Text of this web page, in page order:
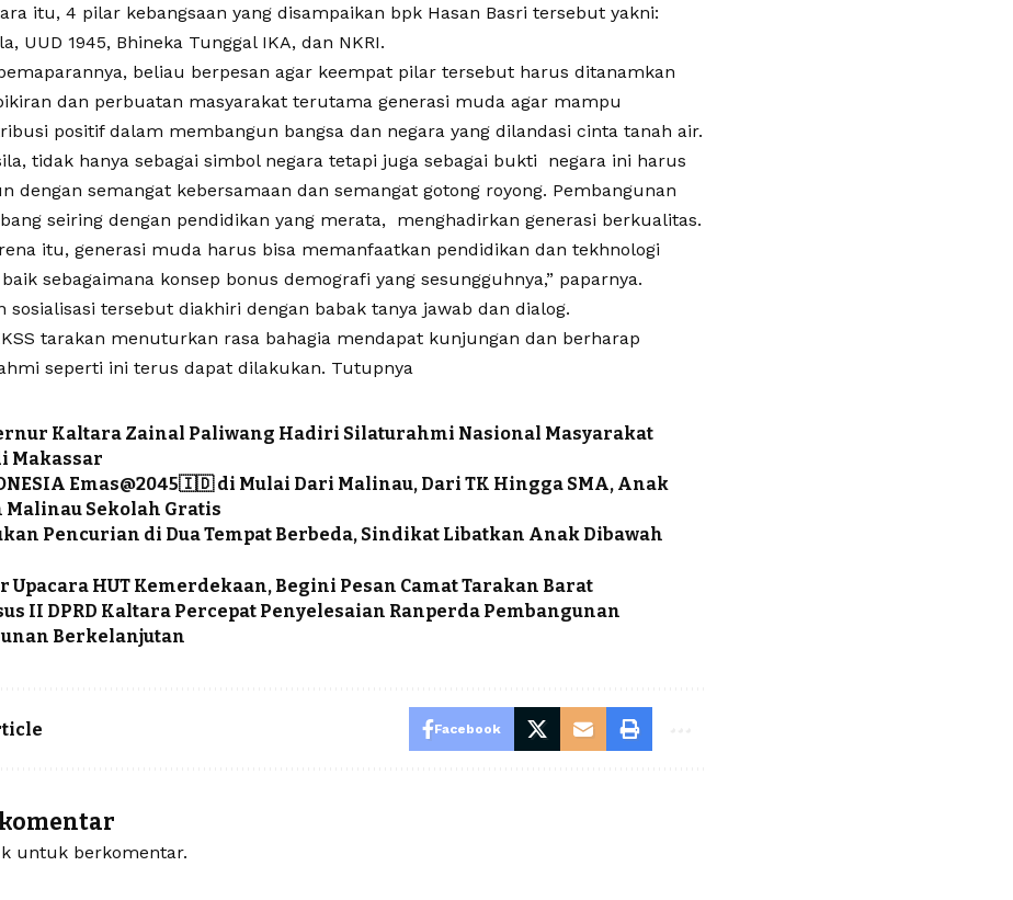
itu, 4 pilar kebangsaan yang disampaikan bpk Hasan Basri tersebut yakni:
UUD 1945, Bhineka Tunggal IKA, dan NKRI.
beliau berpesan agar keempat pilar tersebut harus ditanamkan
dan perbuatan masyarakat terutama generasi muda agar mampu
positif dalam membangun bangsa dan negara yang dilandasi cinta tanah air.
tidak hanya sebagai simbol negara tetapi juga sebagai bukti negara ini harus
dengan semangat kebersamaan dan semangat gotong royong. Pembangunan
seiring dengan pendidikan yang merata, menghadirkan generasi berkualitas.
itu, generasi muda harus bisa memanfaatkan pendidikan dan tekhnologi
sebagaimana konsep bonus demografi yang sesungguhnya,” paparnya.
sosialisasi tersebut diakhiri dengan babak tanya jawab dan dialog.
tarakan menuturkan rasa bahagia mendapat kunjungan dan berharap
seperti ini terus dapat dilakukan. Tutupnya
Kaltara Zainal Paliwang Hadiri Silaturahmi Nasional Masyarakat
Makassar
Emas@2045🇮🇩 di Mulai Dari Malinau, Dari TK Hingga SMA, Anak
Malinau Sekolah Gratis
Pencurian di Dua Tempat Berbeda, Sindikat Libatkan Anak Dibawah
Upacara HUT Kemerdekaan, Begini Pesan Camat Tarakan Barat
II DPRD Kaltara Percepat Penyelesaian Ranperda Pembangunan
Berkelanjutan
Facebook
untuk berkomentar.